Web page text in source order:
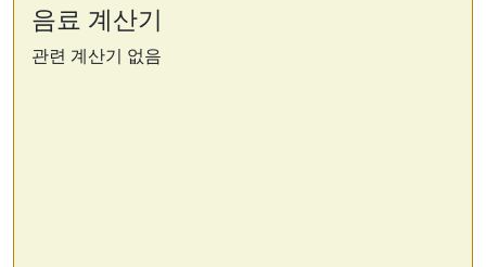
음료 계산기
관련 계산기 없음